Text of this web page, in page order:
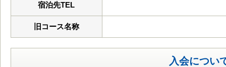
宿泊先TEL
旧コース名称
入会につい